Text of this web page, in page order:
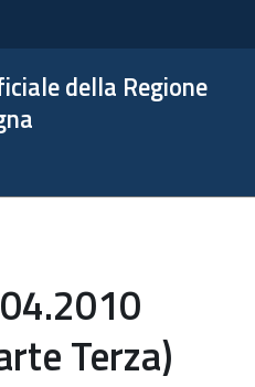
della Regione
Terza)